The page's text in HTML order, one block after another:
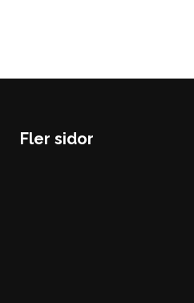
Fler sidor